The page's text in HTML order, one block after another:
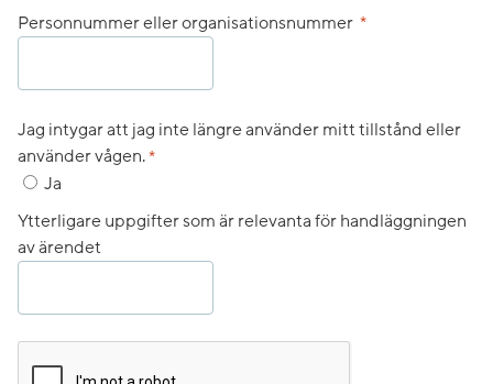
Personnummer eller organisationsnummer *(obligatorisk)
Jag intygar att jag inte längre använder mitt tillstånd eller
använder vågen.*(obligatorisk)
Jag intygar att jag inte längre använder mitt tillstånd eller
Ja
Ytterligare uppgifter som är relevanta för handläggningen
av ärendet